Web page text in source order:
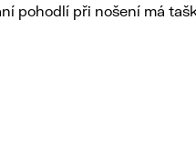
pohodlí při nošení má